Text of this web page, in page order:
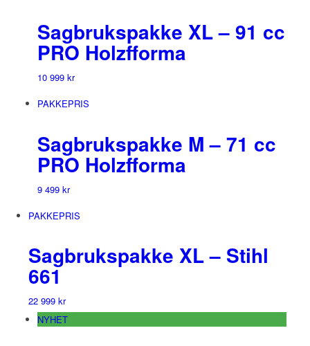
Sagbrukspakke XL – 91 cc
PRO Holzfforma
10 999 kr
PAKKEPRIS
Sagbrukspakke M – 71 cc
PRO Holzfforma
9 499 kr
PAKKEPRIS
Sagbrukspakke XL – Stihl
661
22 999 kr
NYHET